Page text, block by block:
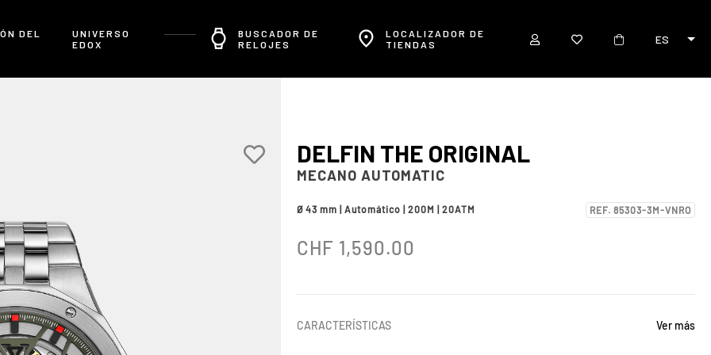
DEL
UNIVERSO
EDOX
BUSCADOR DE
RELOJES
LOCALIZADOR DE
TIENDAS
ES
DELFIN THE ORIGINAL
MECANO AUTOMATIC
Ø 43 mm | Automático | 200M | 20ATM REF. 85303-3M-VNRO
CHF 1,590.00
CARACTERÍSTICAS Ver más